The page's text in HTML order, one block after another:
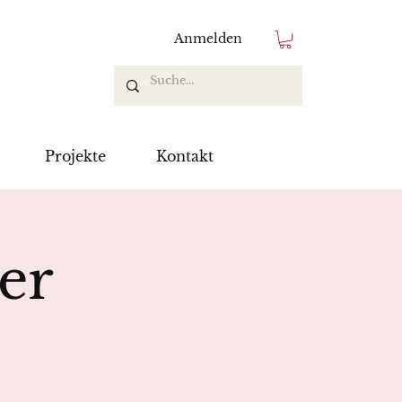
Anmelden
Projekte Kontakt